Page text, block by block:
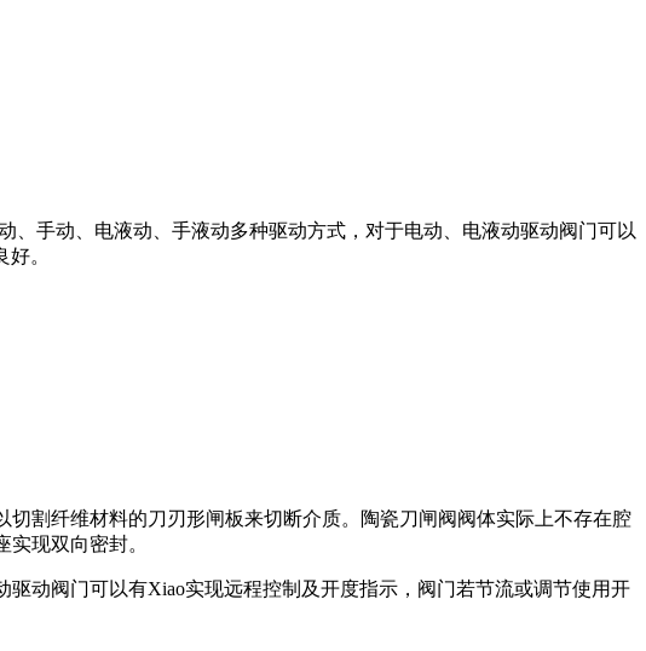
手动、电液动、手液动多种驱动方式，对于电动、电液动驱动阀门可以
。
割纤维材料的刀刃形闸板来切断介质。陶瓷刀闸阀阀体实际上不存在腔
现双向密封。
动阀门可以有Xiao实现远程控制及开度指示，阀门若节流或调节使用开